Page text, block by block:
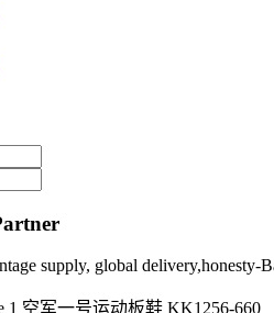
supply, global delivery,honesty-